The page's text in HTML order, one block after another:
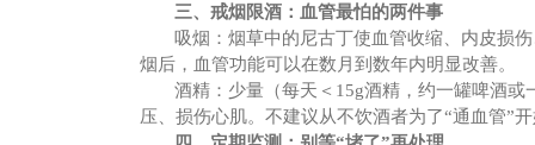
三、戒烟限酒：血管最怕的两件事
吸烟：烟草中的尼古丁使血管收缩、内皮损
烟后，血管功能可以在数月到数年内明显改善。
酒精：少量（每天＜ 15g酒精，约一罐啤酒或
压、损伤心肌。不建议从不饮酒者为了“通血管”